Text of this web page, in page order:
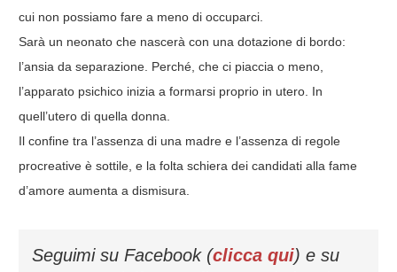
cui non possiamo fare a meno di occuparci.
Sarà un neonato che nascerà con una dotazione di bordo:
l’ansia da separazione. Perché, che ci piaccia o meno,
l’apparato psichico inizia a formarsi proprio in utero. In
quell’utero di quella donna.
Il confine tra l’assenza di una madre e l’assenza di regole
procreative è sottile, e la folta schiera dei candidati alla fame
d’amore aumenta a dismisura.
Seguimi su Facebook (clicca qui) e su